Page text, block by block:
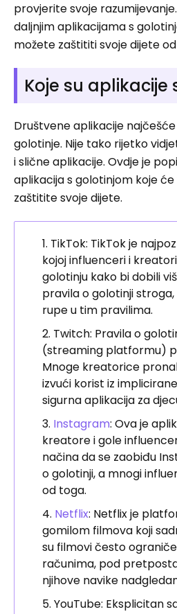
provjerite svoje
daljnjim aplikacijama s
možete zaštititi svoje dijete od
Koje su aplikacije
Društvene aplikacije
golotinje. Nije tako rijetko
i slične aplikacije. Ovdje je
aplikacija s golotinjom koje
zaštitite svoje dijete.
TikTok: TikTok je
kojoj influenceri i
golotinju kako bi dobili
pravila o golotinji stroga,
rupe u tim pravilima.
Twitch: Pravila o
(streaming platformu)
Mnoge kreatorice
izvući korist iz
sigurna aplikacija za
Instagram: Ova je
kreatore i gole
načina da se zaobiđu
o golotinji, a mnogi
od toga.
Netflix: Netflix je
gomilom filmova koji
su filmovi često
računima, pod
njihove navike
YouTube: Eksplicitan